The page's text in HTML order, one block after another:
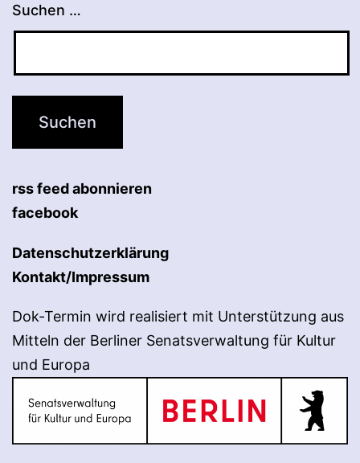
Suchen …
rss feed abonnieren
facebook
Datenschutzerklärung
Kontakt/Impressum
Dok-Termin wird realisiert mit Unterstützung aus
Mitteln der Berliner Senatsverwaltung für Kultur
und Europa